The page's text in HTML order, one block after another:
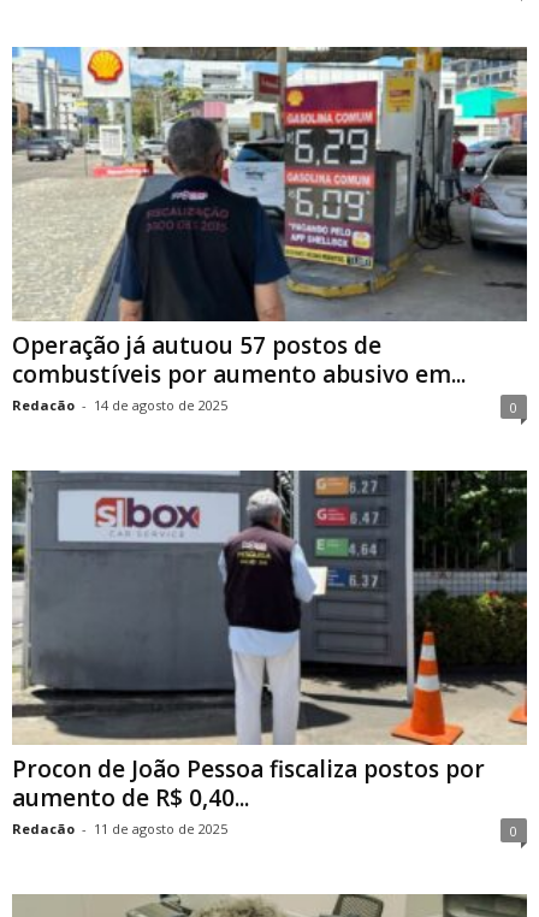
Operação já autuou 57 postos de
combustíveis por aumento abusivo em...
Redacão - 14 de agosto de 2025 0
Procon de João Pessoa fiscaliza postos por
aumento de R$ 0,40...
Redacão - 11 de agosto de 2025 0